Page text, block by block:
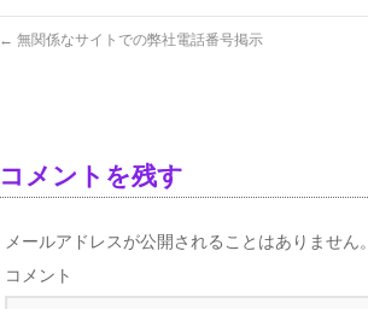
← 無関係なサイトでの弊社電話番号掲示
コメントを残す
メールアドレスが公開されることはありません。
コメント